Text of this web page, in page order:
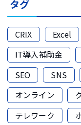
タグ
CRIX Excel
IT導入補助金
SEO
SNS
オンライン
テレワーク